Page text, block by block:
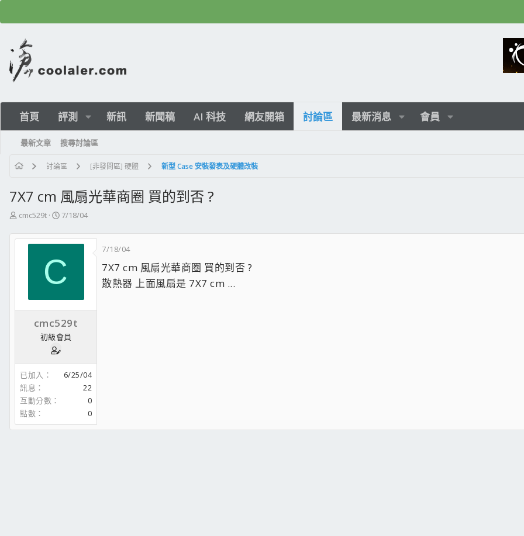
首頁 評測 新訊 新聞稿 AI 科技 網友開箱 討論區 最新消息 會員
最新文章 搜尋討論區
討論區 [非發問區] 硬體 新型 Case 安裝發表及硬體改裝
7X7 cm 風扇光華商圈 買的到否 ?
主
發
cmc529t
開
日
7/18/04
C
cmc529t
初級會員
已加入
6/25/04
訊息
22
互動分數
0
點數
0
7/18/04
7X7 cm 風扇光華商圈 買的到否 ?
散熱器 上面風扇是 7X7 cm ...